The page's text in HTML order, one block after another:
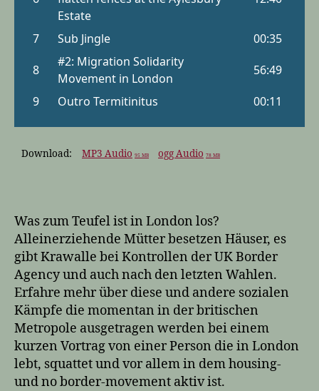
Download: MP3 Audio 95 MB ogg Audio 78 MB
Was zum Teufel ist in London los?
Alleinerziehende Mütter besetzen Häuser, es
gibt Krawalle bei Kontrollen der UK Border
Agency und auch nach den letzten Wahlen.
Erfahre mehr über diese und andere sozialen
Kämpfe die momentan in der britischen
Metropole ausgetragen werden bei einem
kurzen Vortrag von einer Person die in London
lebt, squattet und vor allem in dem housing-
und no border-movement aktiv ist.